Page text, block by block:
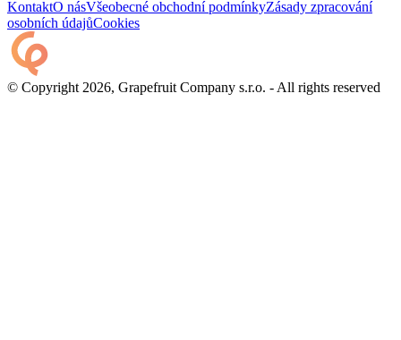
KontaktO násVšeobecné obchodní podmínkyZásady zpracování
osobních údajůCookies
© Copyright 2026, Grapefruit Company s.r.o. - All rights reserved